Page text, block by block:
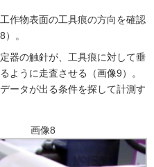
作物表面の工具痕の方向を確認
。
器の触針が、工具痕に対して垂
ように走査させる（画像9）。
データが出る条件を探して計測す
画像8